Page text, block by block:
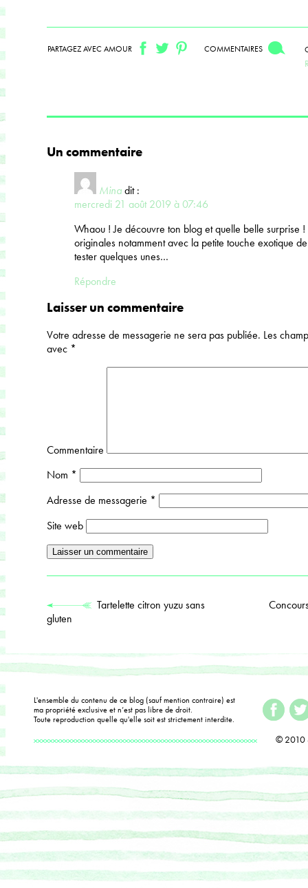
PARTAGEZ AVEC AMOUR COMMENTAIRES
Un commentaire
Minadit :
mercredi 21 août 2019 à 07:46
Whaou ! Je découvre ton blog et quelle belle surprise !
originales notamment avec la petite touche exotique
tester quelques unes…
Répondre
Laisser un commentaire
Votre adresse de messagerie ne sera pas publiée. Les
avec *
Commentaire
Nom *
Adresse de messagerie *
Site web
Tartelette citron yuzu sans
gluten
L'ensemble du contenu de ce blog (sauf mention contraire) est
ma propriété exclusive et n’est pas libre de droit.
Toute reproduction quelle qu'elle soit est strictement interdite.
© 2010